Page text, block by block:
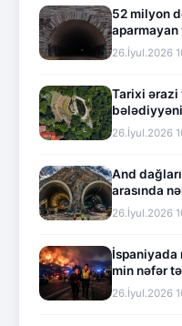
52 milyon
aparmayan
26.İyul.2026
Tarixi ərazi
bələdiyyəni
26.İyul.2026
And
arasında
26.İyul.2026
İspaniyada
min nəfər
26.İyul.2026